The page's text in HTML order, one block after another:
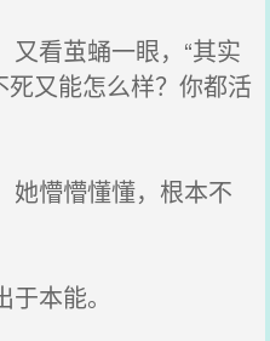
看茧蛹一眼，“其实
又能怎么样？你都活
懵懵懂懂，根本不
本能。